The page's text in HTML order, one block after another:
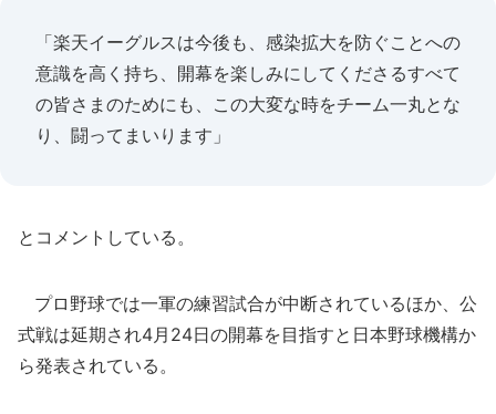
「楽天イーグルスは今後も、感染拡大を防ぐことへの
意識を高く持ち、開幕を楽しみにしてくださるすべて
の皆さまのためにも、この大変な時をチーム一丸とな
り、闘ってまいります」
とコメントしている。
プロ野球では一軍の練習試合が中断されているほか、公
式戦は延期され4月24日の開幕を目指すと日本野球機構か
ら発表されている。